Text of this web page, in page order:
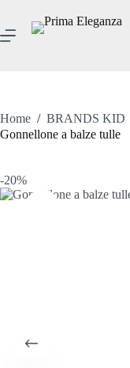
contenuto
Home / BRANDS KID
Gonnellone a balze tulle
-20%